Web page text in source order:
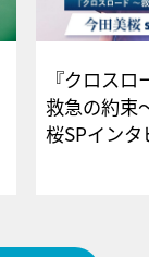
『クロス
救急の約束
桜SPイ